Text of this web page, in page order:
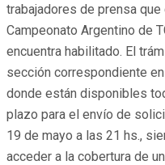
trabajadores de prensa
Campeonato Argentino de
encuentra habilitado. El
sección correspondiente
donde están disponibles
plazo para el envío de
19 de mayo a las 21 hs.,
acceder a la cobertura de